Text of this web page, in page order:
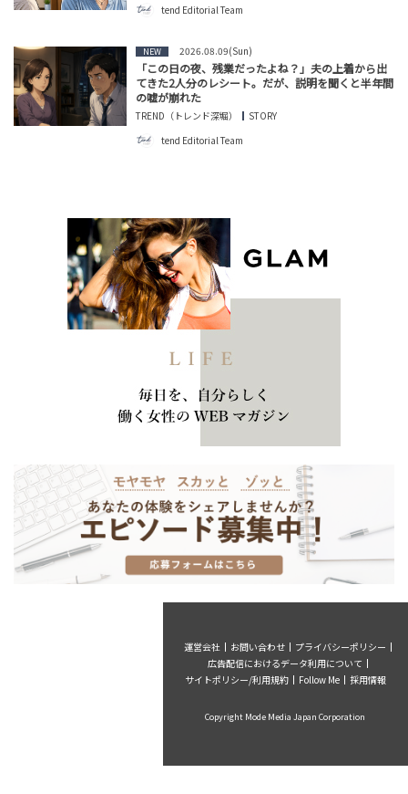
tend Editorial Team
NEW 2026.08.09(Sun)
「この日の夜、残業だったよね？」夫の上着から出
てきた2人分のレシート。だが、説明を聞くと半年間
の嘘が崩れた
TREND（トレンド深堀）
STORY
tend Editorial Team
運営会社 お問い合わせ
プライバシーポリシー
広告配信におけるデータ利用について
サイトポリシー/利用規約
Follow Me 採用情報
Copyright Mode Media Japan Corporation